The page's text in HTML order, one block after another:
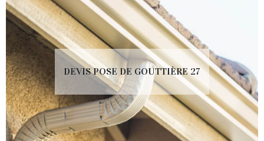
DEVIS POSE DE GOUTTIÈRE 27